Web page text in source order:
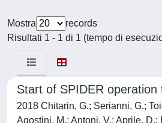
Mostra
records
Risultati 1 - 1 di 1 (tempo di
Start of SPIDER
2018 Chitarin, G.; Serianni, G.;
Agostini, M.; Antoni, V.; Aprile,